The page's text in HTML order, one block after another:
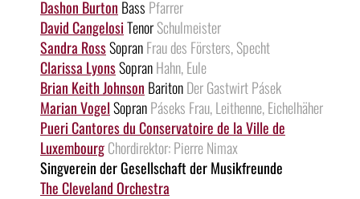
Dashon Burton Bass Pfarrer
David CangelosiTenorSchulmeister
Sandra RossSopranFrau des Försters, Specht
Clarissa LyonsSopranHahn, Eule
Brian Keith Johnson BaritonDer Gastwirt Pásek
Marian VogelSopranPáseks Frau, Leithenne, Eichelhäher
Pueri Cantores du Conservatoire de la Ville de
LuxembourgChordirektor: Pierre Nimax
Singverein der Gesellschaft der Musikfreunde
The Cleveland Orchestra